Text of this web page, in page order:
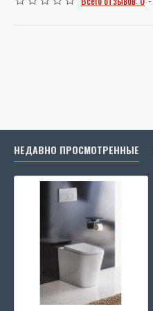
НЕДАВНО ПРОСМОТРЕННЫЕ